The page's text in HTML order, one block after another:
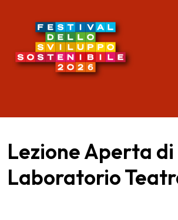
Lezione Aperta di
Laboratorio